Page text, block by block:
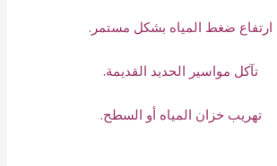
ارتفاع ضغط المياه بشكل مستمر.
تآكل مواسير الحديد القديمة.
تهريب خزان المياه أو السطح.